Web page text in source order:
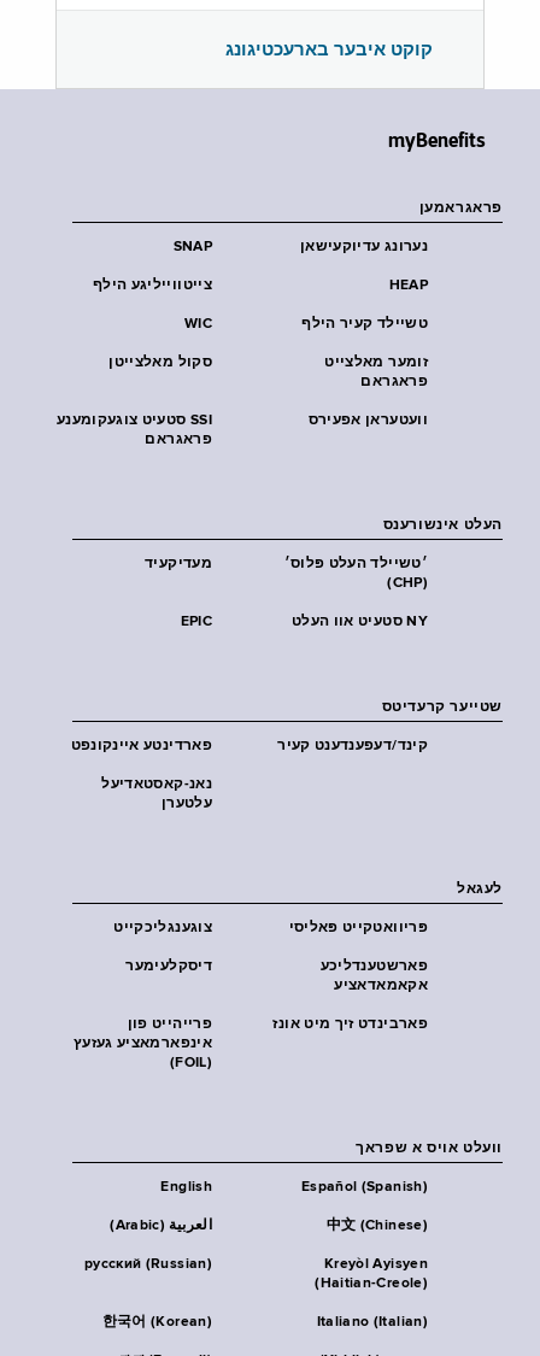
קוקט איבער בארעכטיגונג
myBenefits
פראגראמען
SNAP נערונג עדיוקעישאן
צייטווייליגע הילף HEAP
WIC טשיילד קעיר הילף
סקול מאלצייטן
זומער מאלצייט
פראגראם
SSI סטעיט צוגעקומענע
פראגראם
וועטעראן אפעירס
העלט אינשורענס
מעדיקעיד
׳טשיילד העלט פּלוס׳
(CHP)
EPIC NY סטעיט אוו העלט
שטייער קרעדיטס
פארדינטע איינקונפט קינד/דעפענדענט קעיר
נאנ-קאסטאדיעל
עלטערן
לעגאל
צוגענגליכקייט פּריוואטקייט פּאליסי
דיסקלעימער
פארשטענדליכע
אקאמאדאציע
פרייהייט פון
אינפארמאציע געזעץ
(FOIL)
פארבינדט זיך מיט אונז
וועלט אויס א שפראך
English Español (Spanish)
العربية (Arabic) 中文 (Chinese)
русский (Russian)
Kreyòl Ayisyen
(Haitian-Creole)
한국어 (Korean) Italiano (Italian)